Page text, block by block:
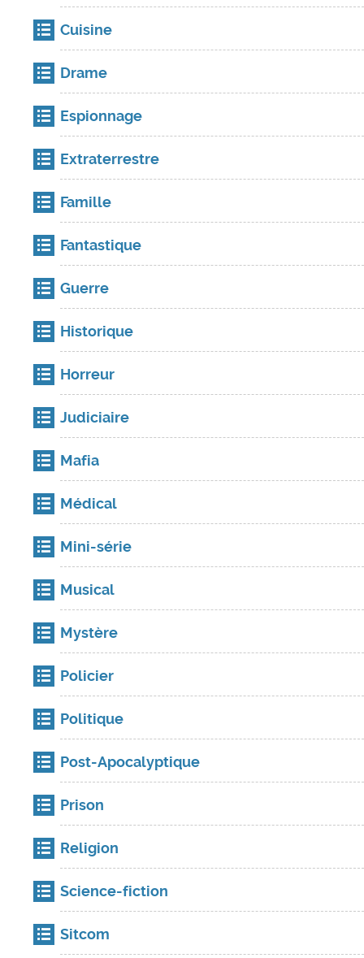
Cuisine
Drame
Espionnage
Extraterrestre
Famille
Fantastique
Guerre
Historique
Horreur
Judiciaire
Mafia
Médical
Mini-série
Musical
Mystère
Policier
Politique
Post-Apocalyptique
Prison
Religion
Science-fiction
Sitcom